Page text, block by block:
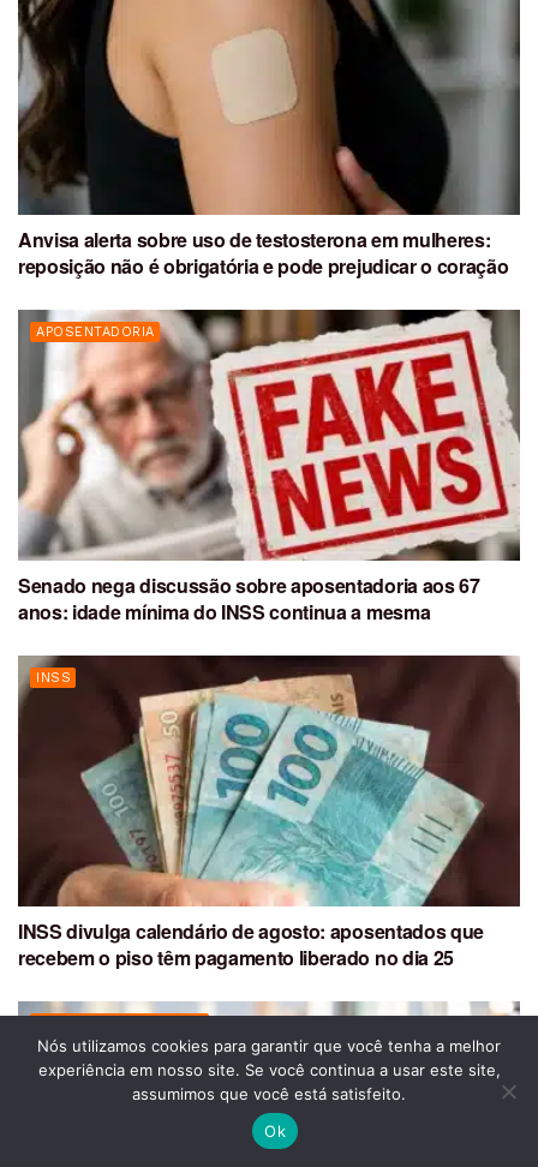
Anvisa alerta sobre uso de testosterona em mulheres:
reposição não é obrigatória e pode prejudicar o coração
APOSENTADORIA
Senado nega discussão sobre aposentadoria aos 67
anos: idade mínima do INSS continua a mesma
INSS
INSS divulga calendário de agosto: aposentados que
recebem o piso têm pagamento liberado no dia 25
Nós utilizamos cookies para garantir que você tenha a melhor
experiência em nosso site. Se você continua a usar este site,
assumimos que você está satisfeito.
Ok